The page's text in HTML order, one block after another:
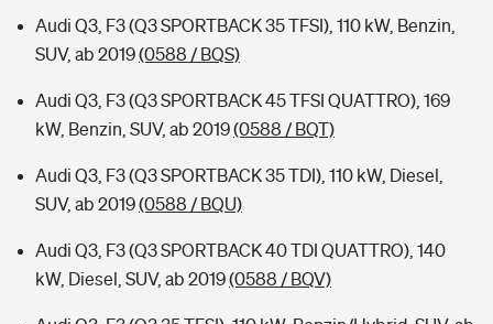
Audi Q3, F3 (Q3 SPORTBACK 35 TFSI), 110 kW, Benzin,
SUV, ab 2019(0588 / BQS)
Audi Q3, F3 (Q3 SPORTBACK 45 TFSI QUATTRO), 169
kW, Benzin, SUV, ab 2019(0588 / BQT)
Audi Q3, F3 (Q3 SPORTBACK 35 TDI), 110 kW, Diesel,
SUV, ab 2019(0588 / BQU)
Audi Q3, F3 (Q3 SPORTBACK 40 TDI QUATTRO), 140
kW, Diesel, SUV, ab 2019(0588 / BQV)